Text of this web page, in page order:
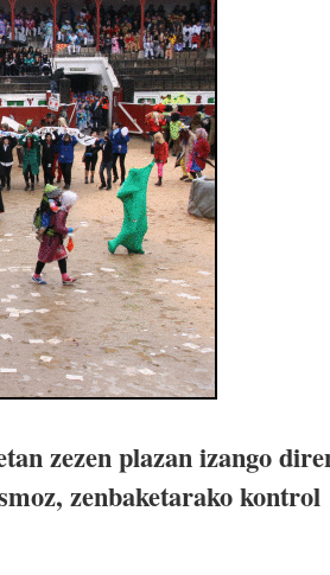
zezen plazan izango
zenbaketarako kontrol